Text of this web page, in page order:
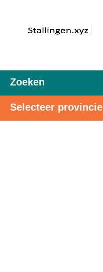
Zoeken
Selecteer provincie